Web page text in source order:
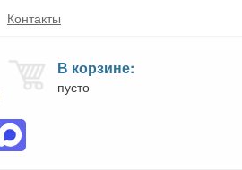
Контакты
В корзине:
пусто